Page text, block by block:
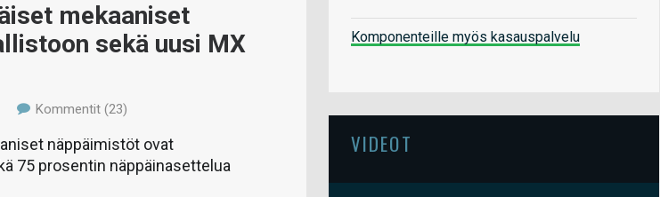
mekaaniset
sekä uusi MX
Kommentit (23)
näppäimistöt ovat
75 prosentin näppäinasettelua
Komponenteille myös kasauspalvelu
VIDEOT